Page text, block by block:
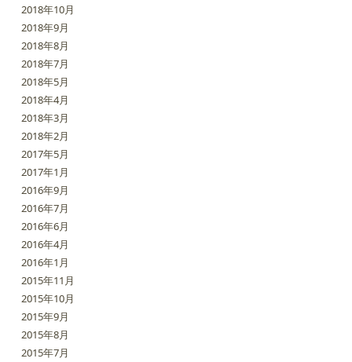
2018年10月
2018年9月
2018年8月
2018年7月
2018年5月
2018年4月
2018年3月
2018年2月
2017年5月
2017年1月
2016年9月
2016年7月
2016年6月
2016年4月
2016年1月
2015年11月
2015年10月
2015年9月
2015年8月
2015年7月